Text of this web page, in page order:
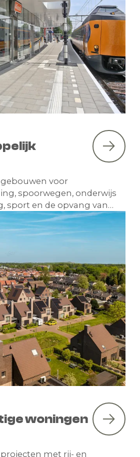
voor
spoorwegen, onderwijs
sport en de opvang van
en instellingen.
woningen
met rij- en